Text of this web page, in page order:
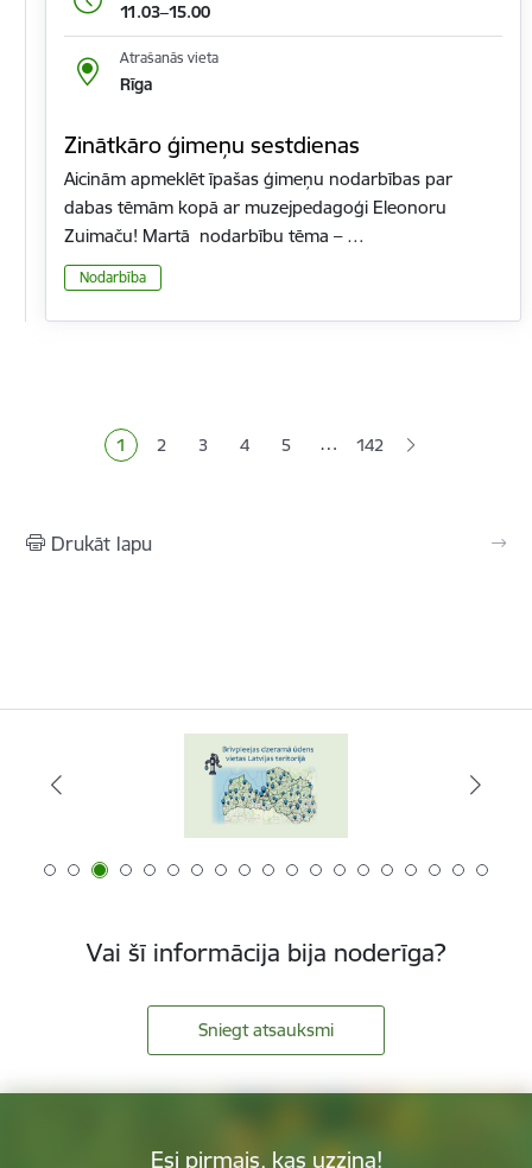
11.03–15.00
Atrašanās vieta
Rīga
Zinātkāro ģimeņu sestdienas
Aicinām apmeklēt īpašas ģimeņu nodarbības par
dabas tēmām kopā ar muzejpedagoģi Eleonoru
Zuimaču! Martā nodarbību tēma – …
Nodarbība
Pašreizējā lapa
1 Lapa
2 Lapa
3 Lapa
4 Lapa
5 … 142
Drukāt lapu
Vai šī informācija bija noderīga?
Sniegt atsauksmi
Esi pirmais, kas uzzina!